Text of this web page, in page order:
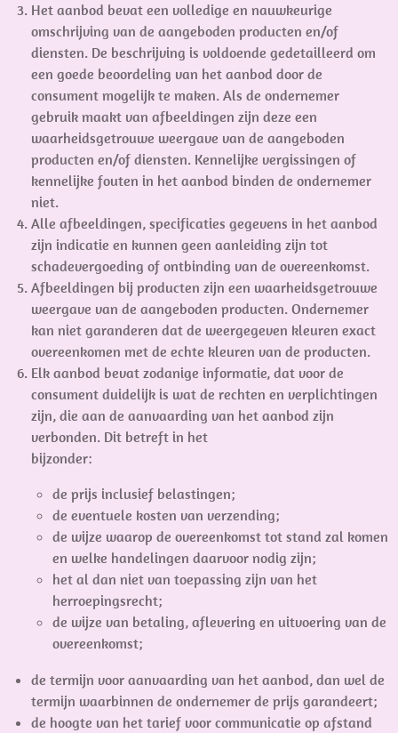
Het aanbod bevat een volledige en nauwkeurige
omschrijving van de aangeboden producten en/of
diensten. De beschrijving is voldoende gedetailleerd om
een goede beoordeling van het aanbod door de
consument mogelijk te maken. Als de ondernemer
gebruik maakt van afbeeldingen zijn deze een
waarheidsgetrouwe weergave van de aangeboden
producten en/of diensten. Kennelijke vergissingen of
kennelijke fouten in het aanbod binden de ondernemer
niet.
Alle afbeeldingen, specificaties gegevens in het aanbod
zijn indicatie en kunnen geen aanleiding zijn tot
schadevergoeding of ontbinding van de overeenkomst.
Afbeeldingen bij producten zijn een waarheidsgetrouwe
weergave van de aangeboden producten. Ondernemer
kan niet garanderen dat de weergegeven kleuren exact
overeenkomen met de echte kleuren van de producten.
Elk aanbod bevat zodanige informatie, dat voor de
consument duidelijk is wat de rechten en verplichtingen
zijn, die aan de aanvaarding van het aanbod zijn
verbonden. Dit betreft in het
bijzonder:
de prijs inclusief belastingen;
de eventuele kosten van verzending;
de wijze waarop de overeenkomst tot stand zal komen
en welke handelingen daarvoor nodig zijn;
het al dan niet van toepassing zijn van het
herroepingsrecht;
de wijze van betaling, aflevering en uitvoering van de
overeenkomst;
de termijn voor aanvaarding van het aanbod, dan wel de
termijn waarbinnen de ondernemer de prijs garandeert;
de hoogte van het tarief voor communicatie op afstand